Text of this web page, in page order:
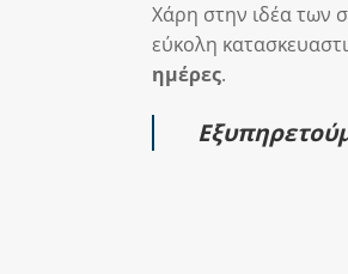
Χάρη στην ιδέα των
εύκολη
ημέρες.